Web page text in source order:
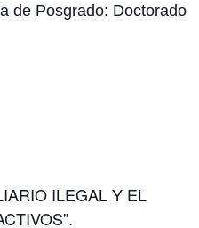
de Posgrado: Doctorado
ILEGAL Y EL